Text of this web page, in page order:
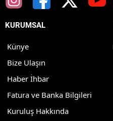
KURUMSAL
Künye
Bize Ulaşın
Haber İhbar
Fatura ve Banka Bilgileri
Kuruluş Hakkında